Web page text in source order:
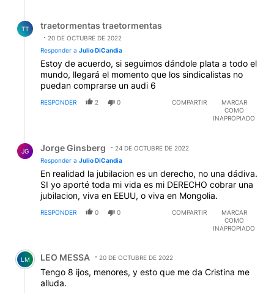
TT traetormentas traetormentas
20 DE OCTUBRE DE 2022
Responder a Julio DiCandia
Estoy de acuerdo, si seguimos dándole plata a todo el
mundo, llegará el momento que los sindicalistas no
puedan comprarse un audi 6
RESPONDER 2 0 COMPARTIR
MARCAR
COMO
INAPROPIADO
JG Jorge Ginsberg
24 DE OCTUBRE DE 2022
Responder a Julio DiCandia
En realidad la jubilacion es un derecho, no una dádiva.
SI yo aporté toda mi vida es mi DERECHO cobrar una
jubilacion, viva en EEUU, o viva en Mongolia.
RESPONDER 0 0 COMPARTIR
MARCAR
COMO
INAPROPIADO
Comentario de LEO MESSA.
LM LEO MESSA 20 DE OCTUBRE DE 2022
Tengo 8 ijos, menores, y esto que me da Cristina me
alluda.